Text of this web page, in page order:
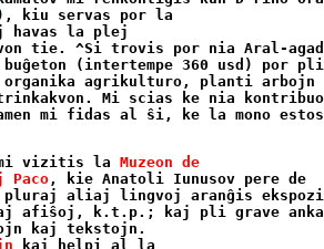
kiu servas por la
la plej
tie. ^Si trovis por nia Aral-
buĝeton (intertempe 360 usd) por
organika agrikulturo, planti
Mi scias ke nia
mi vizitis la Muzeon de
Paco, kie Anatoli Iunusov pere de
pluraj aliaj lingvoj aranĝis
afiŝoj, k.t.p.; kaj pli grave
kaj helpi al la